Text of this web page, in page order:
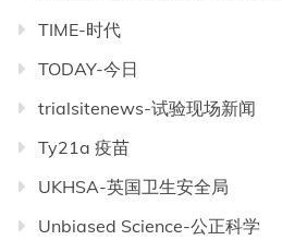
TIME-时代
TODAY-今日
trialsitenews-试验现场新闻
Ty21a 疫苗
UKHSA-英国卫生安全局
Unbiased Science-公正科学